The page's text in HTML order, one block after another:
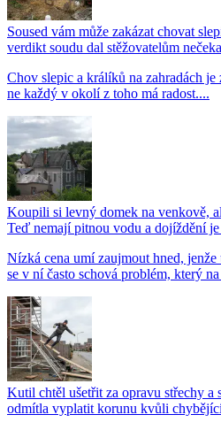
Soused vám může zakázat chovat
verdikt soudu dal stěžovatelům
Chov slepic a králíků na zahradách je
ne každý v okolí z toho má radost....
Koupili si levný domek na venkově,
Teď nemají pitnou vodu a dojíždění
Nízká cena umí zaujmout hned,
se v ní často schová problém, který
Kutil chtěl ušetřit za opravu střechy a
odmítla vyplatit korunu kvůli